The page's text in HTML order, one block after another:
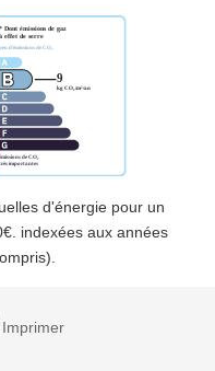
d'énergie pour un
indexées aux années
Imprimer